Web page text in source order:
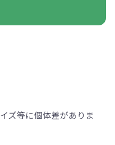
ズ等に個体差がありま